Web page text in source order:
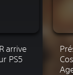
arrive
PS5